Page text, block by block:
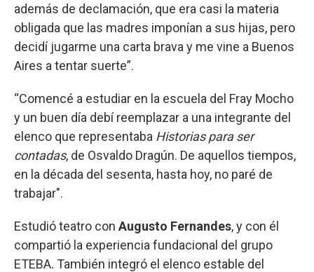
además de declamación, que era casi la materia
obligada que las madres imponían a sus hijas, pero
decidí jugarme una carta brava y me vine a Buenos
Aires a tentar suerte”.
“Comencé a estudiar en la escuela del Fray Mocho
y un buen día debí reemplazar a una integrante del
elenco que representaba Historias para ser
contadas, de Osvaldo Dragún. De aquellos tiempos,
en la década del sesenta, hasta hoy, no paré de
trabajar".
Estudió teatro con Augusto Fernandes, y con él
compartió la experiencia fundacional del grupo
ETEBA. También integró el elenco estable del